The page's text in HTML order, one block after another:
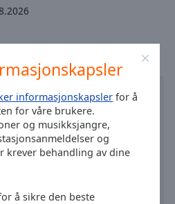
informasjonskapsler for å
for våre brukere.
og musikksjangre,
og
krever behandling av dine
å sikre den beste